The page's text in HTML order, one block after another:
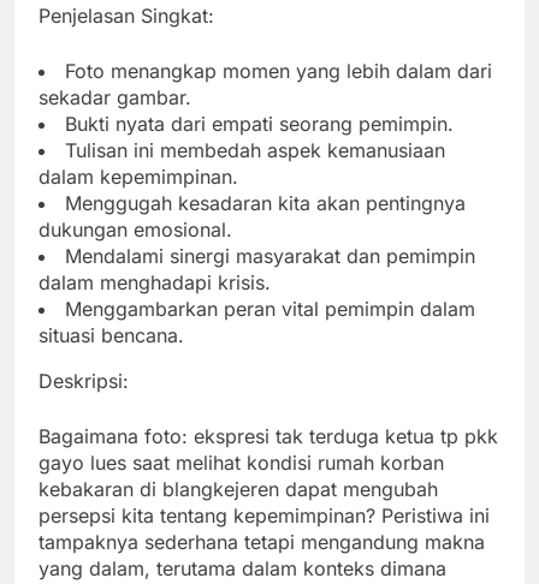
Penjelasan Singkat:
Foto menangkap momen yang lebih dalam dari
sekadar gambar.
Bukti nyata dari empati seorang pemimpin.
Tulisan ini membedah aspek kemanusiaan
dalam kepemimpinan.
Menggugah kesadaran kita akan pentingnya
dukungan emosional.
Mendalami sinergi masyarakat dan pemimpin
dalam menghadapi krisis.
Menggambarkan peran vital pemimpin dalam
situasi bencana.
Deskripsi:
Bagaimana foto: ekspresi tak terduga ketua tp pkk
gayo lues saat melihat kondisi rumah korban
kebakaran di blangkejeren dapat mengubah
persepsi kita tentang kepemimpinan? Peristiwa ini
tampaknya sederhana tetapi mengandung makna
yang dalam, terutama dalam konteks dimana